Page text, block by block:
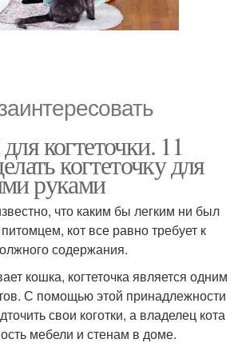
когтеточки. 11
когтеточку для
руками
что каким бы легким ни был
кот все равно требует к
содержания.
кошка, когтеточка является одним
С помощью этой принадлежности
свои коготки, а владелец кота
мебели и стенам в доме.